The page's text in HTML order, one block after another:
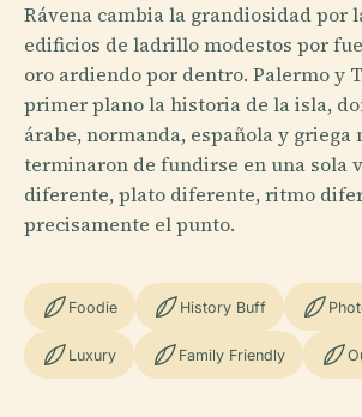
Rávena cambia la grandiosidad por
edificios de ladrillo modestos por
oro ardiendo por dentro. Palermo y
primer plano la historia de la isla,
árabe, normanda, española y griega
terminaron de fundirse en una sola
diferente, plato diferente, ritmo
precisamente el punto.
Foodie History Buff
Luxury Family Friendly